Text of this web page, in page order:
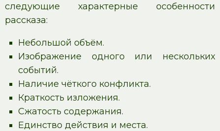
следующие характерные особенности
рассказа:
Небольшой объём.
Изображение одного или нескольких
событий.
Наличие чёткого конфликта.
Краткость изложения.
Сжатость содержания.
Единство действия и места.